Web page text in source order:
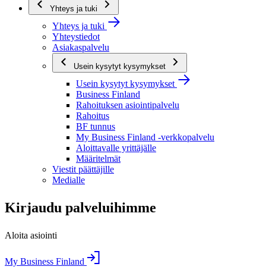
Yhteys ja tuki
Yhteys ja tuki
Yhteystiedot
Asiakaspalvelu
Usein kysytyt kysymykset
Usein kysytyt kysymykset
Business Finland
Rahoituksen asiointipalvelu
Rahoitus
BF tunnus
My Business Finland -verkkopalvelu
Aloittavalle yrittäjälle
Määritelmät
Viestit päättäjille
Medialle
Kirjaudu palveluihimme
Aloita asiointi
My Business Finland